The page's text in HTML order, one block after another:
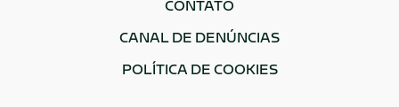
CONTATO
CANAL DE DENÚNCIAS
POLÍTICA DE COOKIES